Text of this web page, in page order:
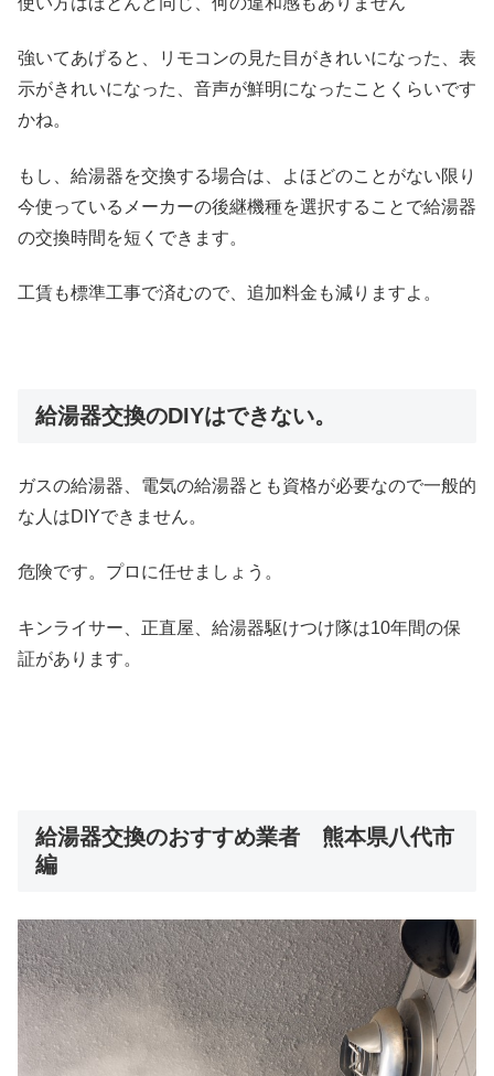
強いてあげると、リモコンの見た目がきれいになった、表
示がきれいになった、音声が鮮明になったことくらいです
かね。
もし、給湯器を交換する場合は、よほどのことがない限り
今使っているメーカーの後継機種を選択することで給湯器
の交換時間を短くできます。
工賃も標準工事で済むので、追加料金も減りますよ。
給湯器交換のDIYはできない。
ガスの給湯器、電気の給湯器とも資格が必要なので一般的
な人はDIYできません。
危険です。プロに任せましょう。
キンライサー、正直屋、給湯器駆けつけ隊は10年間の保
証があります。
給湯器交換のおすすめ業者 熊本県八代市
編